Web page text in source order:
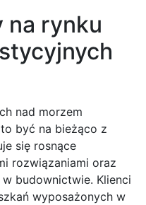
na rynku
nad morzem
być na bieżąco z
się rosnące
rozwiązaniami oraz
budownictwie. Klienci
wyposażonych w